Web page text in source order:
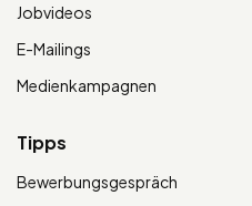
Jobvideos
E-Mailings
Medienkampagnen
Tipps
Bewerbungsgespräch